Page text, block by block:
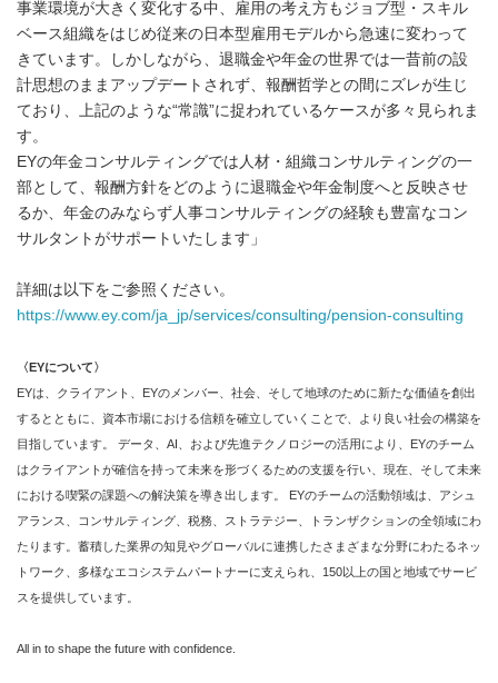
事業環境が大きく変化する中、雇用の考え方もジョブ型・スキル
ベース組織をはじめ従来の日本型雇用モデルから急速に変わって
きています。しかしながら、退職金や年金の世界では一昔前の設
計思想のままアップデートされず、報酬哲学との間にズレが生じ
ており、上記のような“常識”に捉われているケースが多々見られま
す。
EYの年金コンサルティングでは人材・組織コンサルティングの一
部として、報酬方針をどのように退職金や年金制度へと反映させ
るか、年金のみならず人事コンサルティングの経験も豊富なコン
サルタントがサポートいたします」
詳細は以下をご参照ください。
https://www.ey.com/ja_jp/services/consulting/pension-consulting
〈 EYについて〉
EYは、クライアント、EYのメンバー、社会、そして地球のために新たな価値を創出
するとともに、資本市場における信頼を確立していくことで、より良い社会の構築を
目指しています。 データ、AI、および先進テクノロジーの活用により、EYのチーム
はクライアントが確信を持って未来を形づくるための支援を行い、現在、そして未来
における喫緊の課題への解決策を導き出します。 EYのチームの活動領域は、アシュ
アランス、コンサルティング、税務、ストラテジー、トランザクションの全領域にわ
たります。蓄積した業界の知見やグローバルに連携したさまざまな分野にわたるネッ
トワーク、多様なエコシステムパートナーに支えられ、150以上の国と地域でサービ
スを提供しています。
All in to shape the future with confidence.